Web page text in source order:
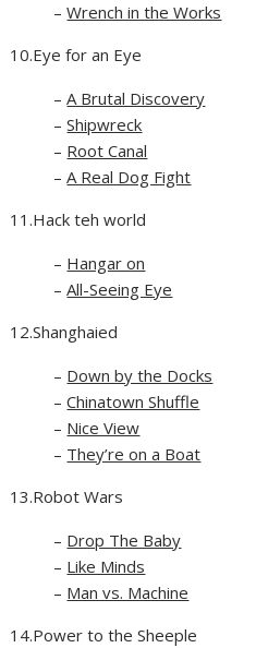
–Wrench in the Works
10.Eye for an Eye
–A Brutal Discovery
–Shipwreck
– Root Canal
–A Real Dog Fight
11.Hack teh world
– Hangar on
–All-Seeing Eye
12.Shanghaied
– Down by the Docks
–Chinatown Shuffle
– Nice View
– They’re on a Boat
13.Robot Wars
– Drop The Baby
– Like Minds
– Man vs. Machine
14.Power to the Sheeple